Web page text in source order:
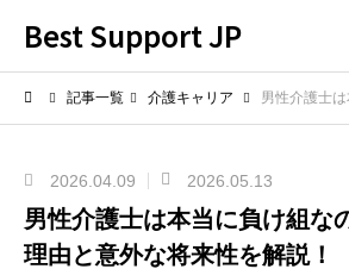
Best Support JP
記事一覧 介護キャリア 男性介護士は本当に負け組
2026.04.09 2026.05.13
男性介護士は本当に負け組な
理由と意外な将来性を解説！